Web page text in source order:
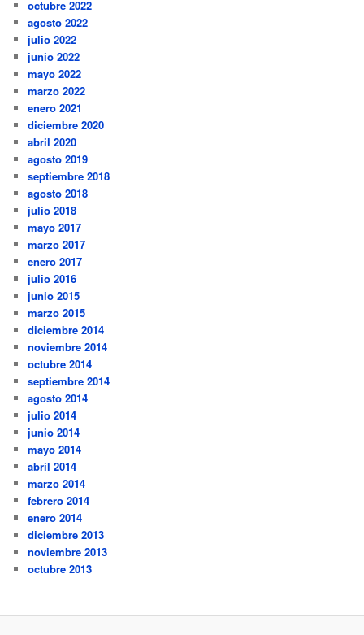
octubre 2022
agosto 2022
julio 2022
junio 2022
mayo 2022
marzo 2022
enero 2021
diciembre 2020
abril 2020
agosto 2019
septiembre 2018
agosto 2018
julio 2018
mayo 2017
marzo 2017
enero 2017
julio 2016
junio 2015
marzo 2015
diciembre 2014
noviembre 2014
octubre 2014
septiembre 2014
agosto 2014
julio 2014
junio 2014
mayo 2014
abril 2014
marzo 2014
febrero 2014
enero 2014
diciembre 2013
noviembre 2013
octubre 2013